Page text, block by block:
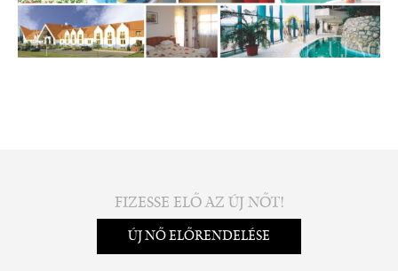
FIZESSE ELŐ AZ ÚJ NŐT!
ÚJ NŐ ELŐRENDELÉSE